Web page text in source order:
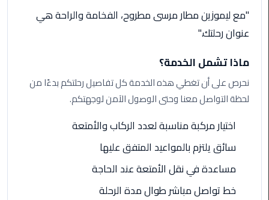
القاهرة
السخنة
ليموزين
مطار
سفنكس
ليموزين
القاهرة
"مع ليموزين مطار مرسى مطروح، الفخامة والراحة هي
عنوان رحلتك."
ماذا تشمل الخدمة؟
نحرص على أن تغطي هذه الخدمة كل تفاصيل رحلتكم بدءًا من
لحظة التواصل معنا وحتى الوصول الآمن لوجهتكم.
اختيار مركبة مناسبة لعدد الركاب والأمتعة
سائق يلتزم بالمواعيد المتفق عليها
مساعدة في نقل الأمتعة عند الحاجة
خط تواصل مباشر طوال مدة الرحلة